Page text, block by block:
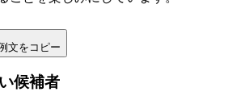
文をコピー
候補者